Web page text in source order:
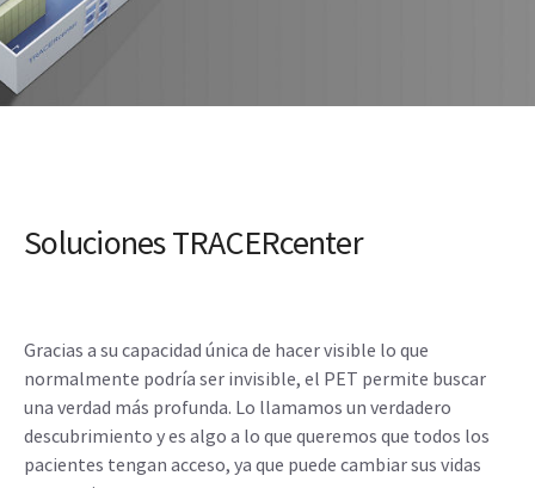
Soluciones TRACERcenter
Gracias a su capacidad única de hacer visible lo que
normalmente podría ser invisible, el PET permite buscar
una verdad más profunda. Lo llamamos un verdadero
descubrimiento y es algo a lo que queremos que todos los
pacientes tengan acceso, ya que puede cambiar sus vidas